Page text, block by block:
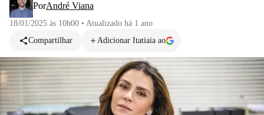
PorAndré Viana
18/01/2025 às 10h00 • Atualizado há 1 ano
Compartilhar
Adicionar Itatiaia ao